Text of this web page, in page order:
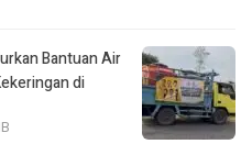
Bantuan Air
di